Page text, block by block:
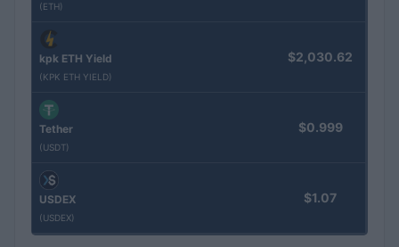
(ETH)
kpk ETH Yield
(KPK ETH YIELD)
$2,030.62
Tether
(USDT)
$0.999
USDEX
(USDEX)
$1.07